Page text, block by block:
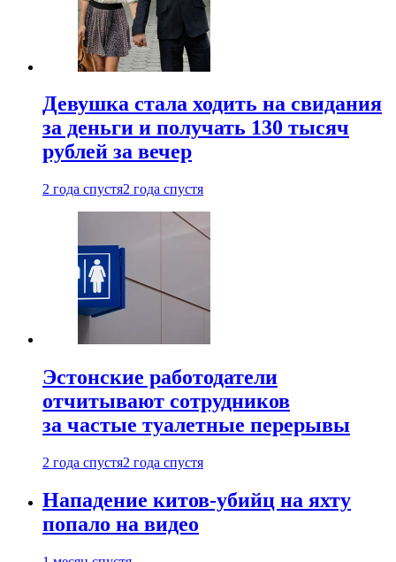
Девушка стала ходить на свидания
за деньги и получать 130 тысяч
рублей за вечер
2 года спустя2 года спустя
Эстонские работодатели
отчитывают сотрудников
за частые туалетные перерывы
2 года спустя2 года спустя
Нападение китов-убийц на яхту
попало на видео